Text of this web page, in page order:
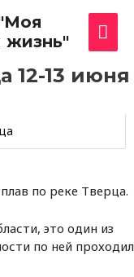
жизнь"
12-13 июня
по реке Тверца.
это один из
по ней проходил